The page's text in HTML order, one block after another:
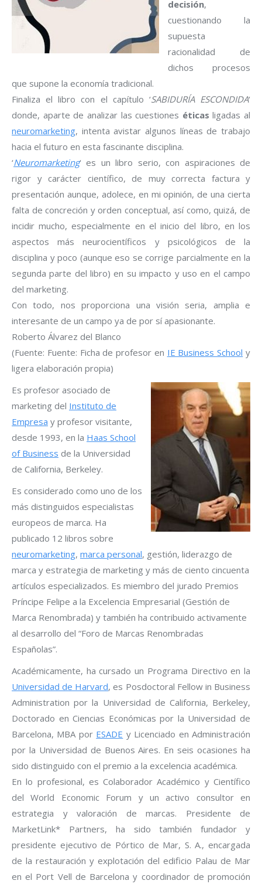
decisión,
cuestionando la
supuesta
racionalidad de
dichos procesos
que supone la economía tradicional.
Finaliza el libro con el capítulo ‘SABIDURÍA ESCONDIDA‘
donde, aparte de analizar las cuestiones éticas ligadas al
neuromarketing, intenta avistar algunos líneas de trabajo
hacia el futuro en esta fascinante disciplina.
‘Neuromarketing‘ es un libro serio, con aspiraciones de
rigor y carácter científico, de muy correcta factura y
presentación aunque, adolece, en mi opinión, de una cierta
falta de concreción y orden conceptual, así como, quizá, de
incidir mucho, especialmente en el inicio del libro, en los
aspectos más neurocientíficos y psicológicos de la
disciplina y poco (aunque eso se corrige parcialmente en la
segunda parte del libro) en su impacto y uso en el campo
del marketing.
Con todo, nos proporciona una visión seria, amplia e
interesante de un campo ya de por sí apasionante.
Roberto Álvarez del Blanco
(Fuente: Fuente: Ficha de profesor en IE Business School y
ligera elaboración propia)
Es profesor asociado de
marketing del Instituto de
Empresa y profesor visitante,
desde 1993, en la Haas School
of Business de la Universidad
de California, Berkeley.
Es considerado como uno de los
más distinguidos especialistas
europeos de marca. Ha
publicado 12 libros sobre
neuromarketing, marca personal, gestión, liderazgo de
marca y estrategia de marketing y más de ciento cincuenta
artículos especializados. Es miembro del jurado Premios
Príncipe Felipe a la Excelencia Empresarial (Gestión de
Marca Renombrada) y también ha contribuido activamente
al desarrollo del “Foro de Marcas Renombradas
Españolas”.
Académicamente, ha cursado un Programa Directivo en la
Universidad de Harvard, es Posdoctoral Fellow in Business
Administration por la Universidad de California, Berkeley,
Doctorado en Ciencias Económicas por la Universidad de
Barcelona, MBA por ESADE y Licenciado en Administración
por la Universidad de Buenos Aires. En seis ocasiones ha
sido distinguido con el premio a la excelencia académica.
En lo profesional, es Colaborador Académico y Científico
del World Economic Forum y un activo consultor en
estrategia y valoración de marcas. Presidente de
MarketLink* Partners, ha sido también fundador y
presidente ejecutivo de Pórtico de Mar, S. A., encargada
de la restauración y explotación del edificio Palau de Mar
en el Port Vell de Barcelona y coordinador de promoción